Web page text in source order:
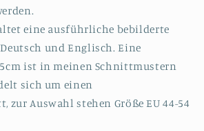
eine ausführliche bebilderte
und Englisch. Eine
ist in meinen Schnittmustern
sich um einen
zur Auswahl stehen Größe EU 44-54